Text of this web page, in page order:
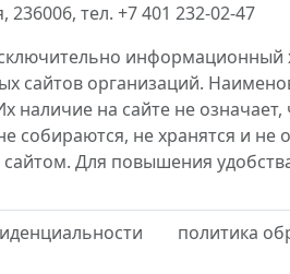
тел. +7 401 232-02-47
сайтов организаций.
на сайте не
собираются, не хранятся и
Для повышения
политика